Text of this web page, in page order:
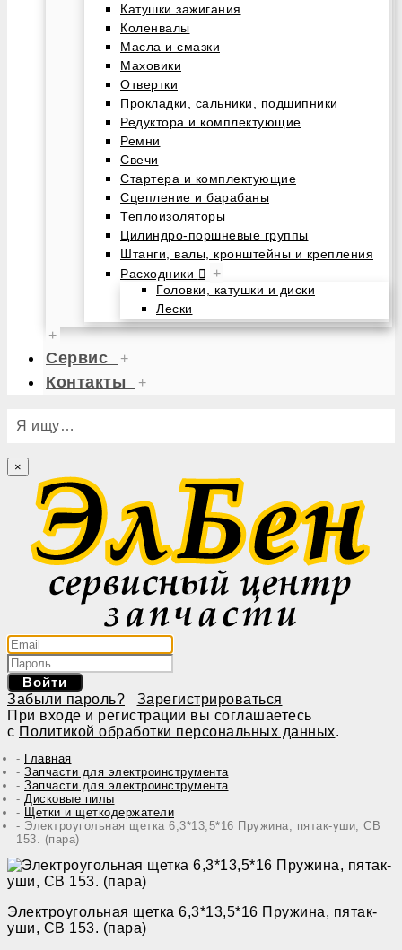
Катушки зажигания
Коленвалы
Масла и смазки
Маховики
Отвертки
Прокладки, сальники, подшипники
Редуктора и комплектующие
Ремни
Свечи
Стартера и комплектующие
Сцепление и барабаны
Теплоизоляторы
Цилиндро-поршневые группы
Штанги, валы, кронштейны и крепления
Расходники
+
Головки, катушки и диски
Лески
+
Сервис +
Контакты +
Я ищу…
×
Войти
Забыли пароль?
Зарегистрироваться
При входе и регистрации вы соглашаетесь
с Политикой обработки персональных данных.
Главная
Запчасти для электроинструмента
Запчасти для электроинструмента
Дисковые пилы
Щетки и щеткодержатели
Электроугольная щетка 6,3*13,5*16 Пружина, пятак-уши, СВ
153. (пара)
Электроугольная щетка 6,3*13,5*16 Пружина, пятак-
уши, СВ 153. (пара)